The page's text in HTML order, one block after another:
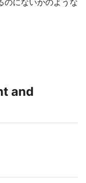
のにないかのような
and